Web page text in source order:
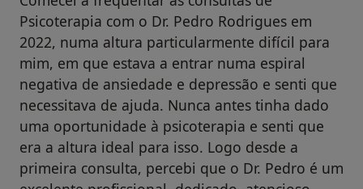
Psicoterapia com o Dr. Pedro Rodrigues em
2022, numa altura particularmente difícil para
mim, em que estava a entrar numa espiral
negativa de ansiedade e depressão e senti que
necessitava de ajuda. Nunca antes tinha dado
uma oportunidade à psicoterapia e senti que
era a altura ideal para isso. Logo desde a
primeira consulta, percebi que o Dr. Pedro é um